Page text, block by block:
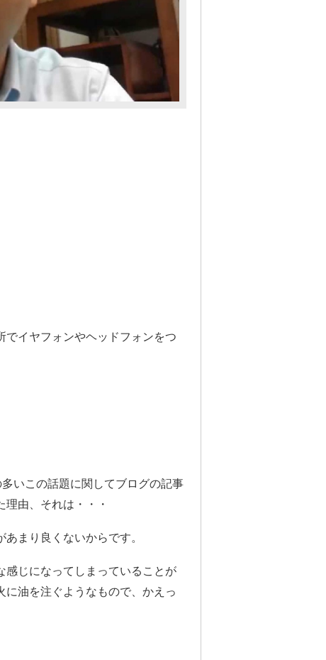
イヤフォンやヘッドフォンをつ
いこの話題に関してブログの記事
由、それは・・・
まり良くないからです。
感じになってしまっていることが
油を注ぐようなもので、かえっ